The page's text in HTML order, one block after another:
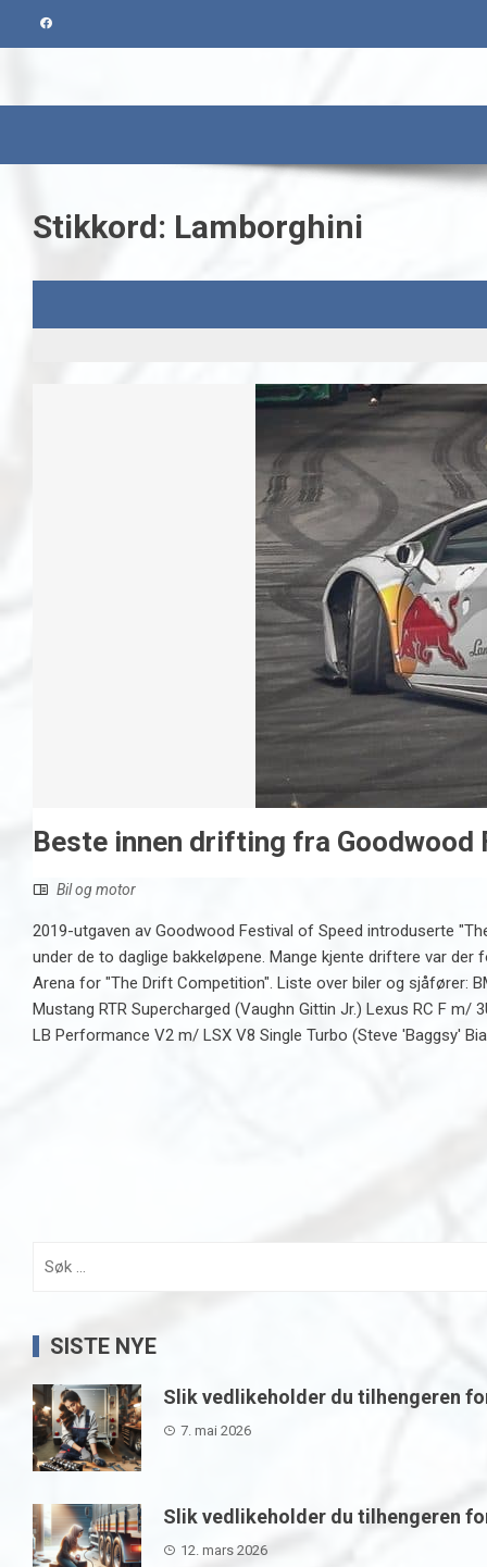
Stikkord: Lamborghini
Beste innen drifting fra Goodwood
Bil og motor
2019-utgaven av Goodwood Festival of Speed ​​introduserte
under de to daglige bakkeløpene. Mange kjente driftere var
Arena for "The Drift Competition". Liste over biler og sjåfører:
Mustang RTR Supercharged (Vaughn Gittin Jr.) Lexus RC F m/
LB Performance V2 m/ LSX V8 Single Turbo (Steve 'Baggsy'
etter:
SISTE NYE
Slik vedlikeholder du tilhengeren
7. mai 2026
Slik vedlikeholder du tilhengeren
12. mars 2026